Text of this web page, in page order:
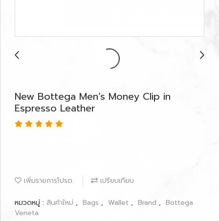
New Bottega Men’s Money Clip in
Espresso Leather
เพิ่มรายการโปรด เปรียบเทียบ
หมวดหมู่ : สินค้าใหม่ , Bags , Wallet , Brand , Bottega
Veneta